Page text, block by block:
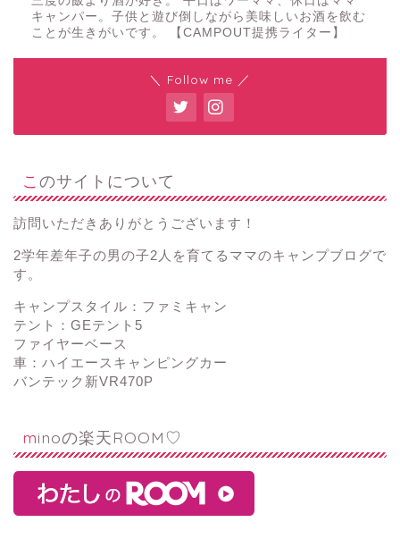
キャンパー。子供と遊び倒しながら美味しいお酒を飲む
ことが生きがいです。 【CAMPOUT提携ライター】
＼ Follow me ／
このサイトについて
訪問いただきありがとうございます！
2学年差年子の男の子2人を育てるママのキャンプブログで
す。
キャンプスタイル：ファミキャン
テント：GEテント5
ファイヤーベース
車：ハイエースキャンピングカー
バンテック新VR470P
minoの楽天ROOM♡